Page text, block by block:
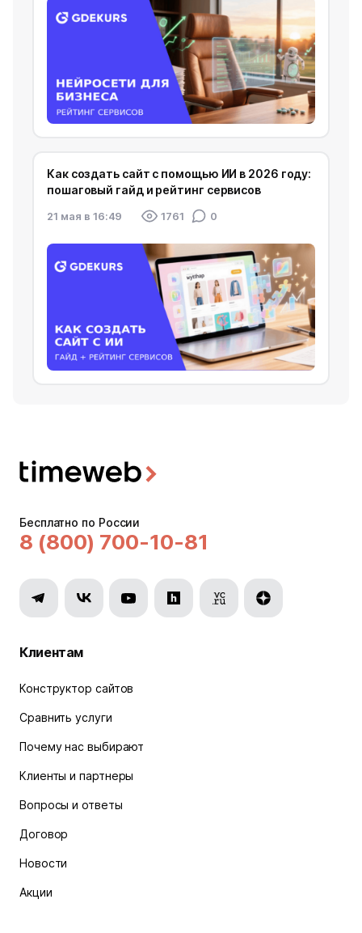
Как создать сайт с помощью ИИ в 2026 году:
пошаговый гайд и рейтинг сервисов
21 мая в 16:49 1761 0
Бесплатно по России
8 (800) 700-10-81
Клиентам
Конструктор сайтов
Сравнить услуги
Почему нас выбирают
Клиенты и партнеры
Вопросы и ответы
Договор
Новости
Акции